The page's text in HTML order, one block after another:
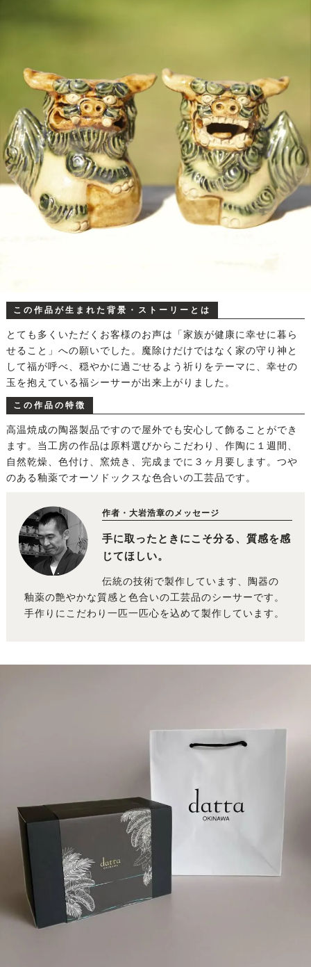
この作品が生まれた背景・ストーリーとは
とても多くいただくお客様のお声は「家族が健康に幸せに暮ら
せること」への願いでした。魔除けだけではなく家の守り神と
して福が呼べ、穏やかに過ごせるよう祈りをテーマに、幸せの
玉を抱えている福シーサーが出来上がりました。
この作品の特徴
高温焼成の陶器製品ですので屋外でも安心して飾ることができ
ます。当工房の作品は原料選びからこだわり、作陶に１週間、
自然乾燥、色付け、窯焼き、完成までに３ヶ月要します。つや
のある釉薬でオーソドックスな色合いの工芸品です。
作者・大岩浩章のメッセージ
手に取ったときにこそ分る、質感を感
じてほしい。
伝統の技術で製作しています、陶器の
釉薬の艶やかな質感と色合いの工芸品のシーサーです。
手作りにこだわり一匹一匹心を込めて製作しています。